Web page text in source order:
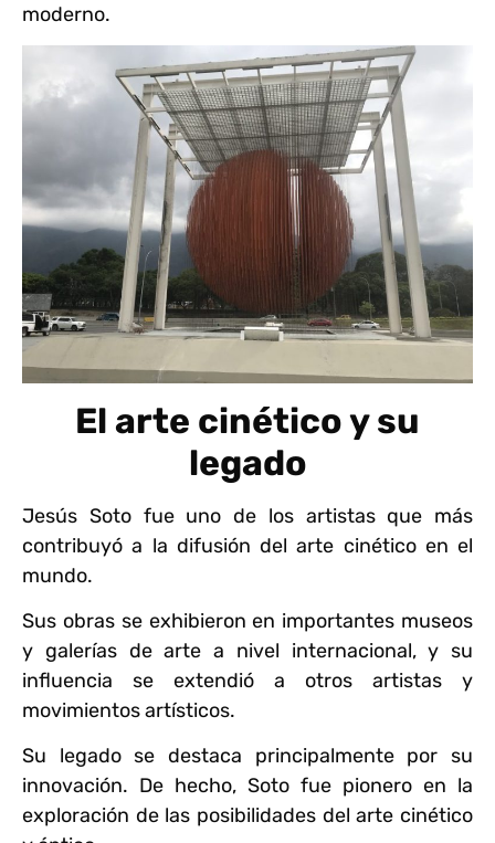
moderno.
El arte cinético y su
legado
Jesús Soto fue uno de los artistas que más
contribuyó a la difusión del arte cinético en el
mundo.
Sus obras se exhibieron en importantes museos
y galerías de arte a nivel internacional, y su
influencia se extendió a otros artistas y
movimientos artísticos.
Su legado se destaca principalmente por su
innovación. De hecho, Soto fue pionero en la
exploración de las posibilidades del arte cinético